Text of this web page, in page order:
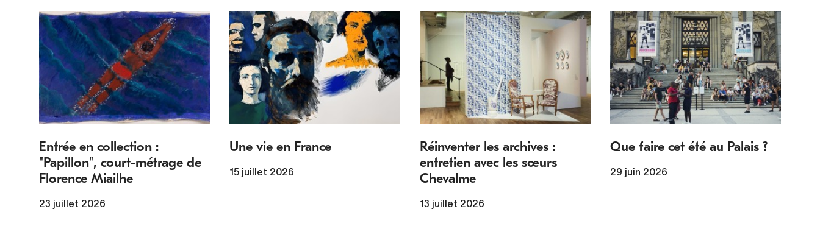
Entrée en collection :
"Papillon", court-métrage de
Florence Miailhe
23 juillet 2026
Une vie en France
15 juillet 2026
Réinventer les archives :
entretien avec les sœurs
Chevalme
13 juillet 2026
Que faire cet été au Palais ?
29 juin 2026